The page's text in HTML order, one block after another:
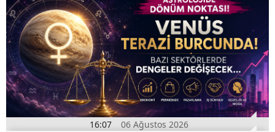
16:07 06 Ağustos 2026